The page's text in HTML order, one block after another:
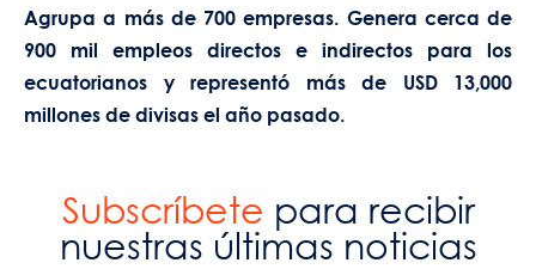
Agrupa a más de 700 empresas. Genera cerca de
900 mil empleos directos e indirectos para los
ecuatorianos y representó más de USD 13,000
millones de divisas el año pasado.
Subscríbete para recibir
nuestras últimas noticias